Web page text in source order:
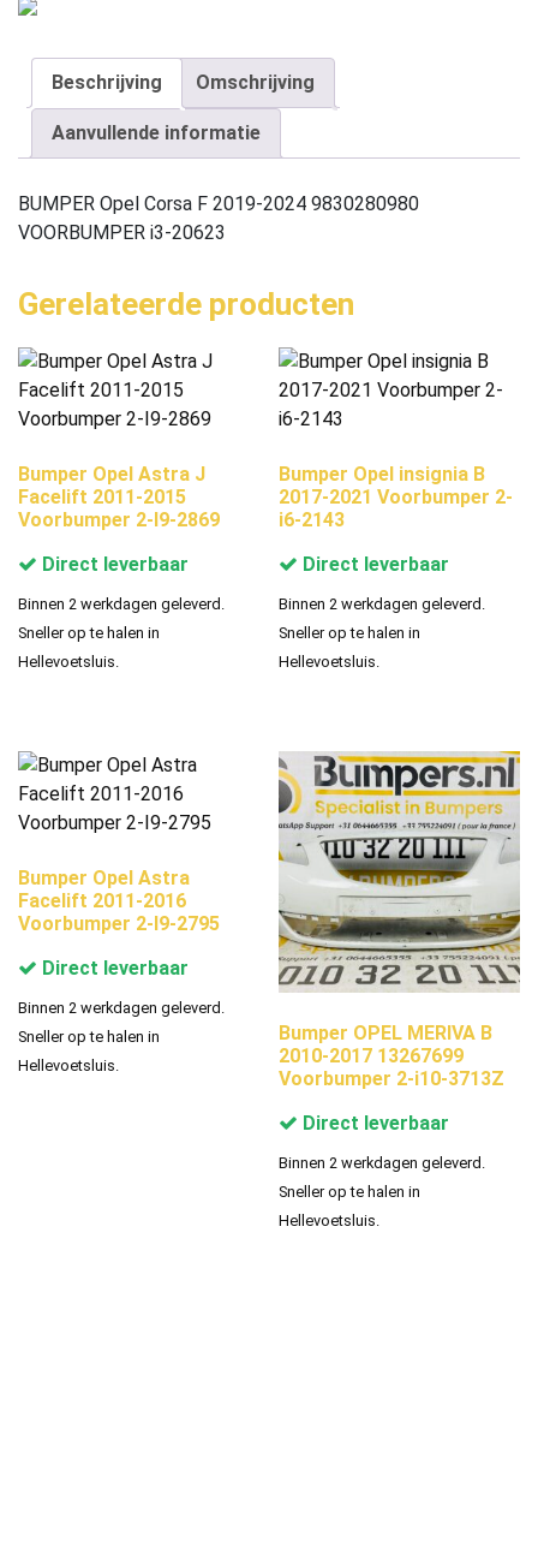
Beschrijving Omschrijving
Aanvullende informatie
BUMPER Opel Corsa F 2019-2024 9830280980
VOORBUMPER i3-20623
Gerelateerde producten
Bumper Opel Astra J
Facelift 2011-2015
Voorbumper 2-I9-2869
Direct leverbaar
Binnen 2 werkdagen geleverd.
Sneller op te halen in
Hellevoetsluis.
Bumper Opel insignia B
2017-2021 Voorbumper 2-
i6-2143
Direct leverbaar
Binnen 2 werkdagen geleverd.
Sneller op te halen in
Hellevoetsluis.
Bumper Opel Astra
Facelift 2011-2016
Voorbumper 2-I9-2795
Direct leverbaar
Binnen 2 werkdagen geleverd.
Sneller op te halen in
Hellevoetsluis.
Bumper OPEL MERIVA B
2010-2017 13267699
Voorbumper 2-i10-3713Z
Direct leverbaar
Binnen 2 werkdagen geleverd.
Sneller op te halen in
Hellevoetsluis.